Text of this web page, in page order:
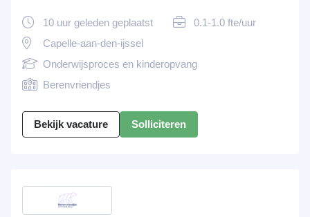
10 uur geleden geplaatst
0.1-1.0 fte/uur
Capelle-aan-den-ijssel
Onderwijsproces en kinderopvang
Berenvriendjes
Bekijk vacature Solliciteren